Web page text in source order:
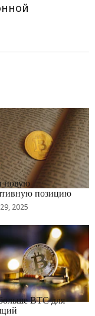
новую
позицию
2025
BTC для